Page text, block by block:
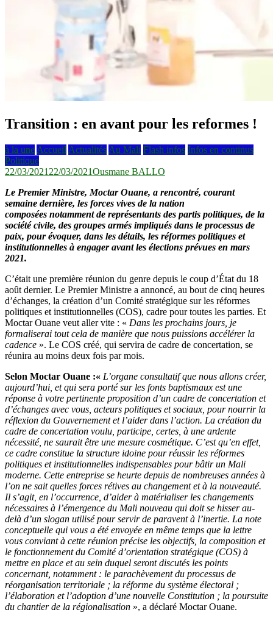
Transition : en avant pour les reformes !
à la une Accueil Actualités Au Mali Flash infos Infos en continus
Politique
22/03/2021 22/03/2021Ousmane BALLO
Le Premier Ministre, Moctar Ouane, a rencontré, courant
semaine dernière, les forces vives de la nation
composées notamment de représentants des partis politiques, de la
société civile, des groupes armés impliqués dans le processus de
paix, pour évoquer, dans les détails, les réformes politiques et
institutionnelles à engager avant les élections prévues en mars
2021.
C’était une première réunion du genre depuis le coup d’État du 18
août dernier. Le Premier Ministre a annoncé, au bout de cinq heures
d’échanges, la création d’un Comité stratégique sur les réformes
politiques et institutionnelles (COS), cadre pour toutes les parties. Et
Moctar Ouane veut aller vite : « Dans les prochains jours, je
formaliserai tout cela de manière que nous puissions accélérer la
cadence ». Le COS créé, qui servira de cadre de concertation, se
réunira au moins deux fois par mois.
Selon Moctar Ouane :« L’organe consultatif que nous allons créer,
aujourd’hui, et qui sera porté sur les fonts baptismaux est une
réponse à votre pertinente proposition d’un cadre de concertation et
d’échanges avec vous, acteurs politiques et sociaux, pour nourrir la
réflexion du Gouvernement et l’aider dans l’action. La création du
cadre de concertation voulu, participe, certes, à une ardente
nécessité, ne saurait être une mesure cosmétique. C’est qu’en effet,
ce cadre constitue la structure idoine pour réussir les réformes
politiques et institutionnelles indispensables pour bâtir un Mali
moderne. Cette entreprise se heurte depuis de nombreuses années à
l’on ne sait quelles forces rétives au changement et à la nouveauté.
Il s’agit, en l’occurrence, d’aider à matérialiser les changements
nécessaires à l’émergence du Mali nouveau qui doit se hisser au-
delà d’un slogan utilisé pour servir de paravent à l’inertie. La note
conceptuelle qui vous a été envoyée en même temps que la lettre
vous conviant à cette réunion précise les objectifs, la composition et
le fonctionnement du Comité d’orientation stratégique (COS) à
mettre en place et au sein duquel seront discutés les points
concernant, notamment : le parachèvement du processus de
réorganisation territoriale ; la réforme du système électoral ;
l’élaboration et l’adoption d’une nouvelle Constitution ; la poursuite
du chantier de la régionalisation », a déclaré Moctar Ouane.